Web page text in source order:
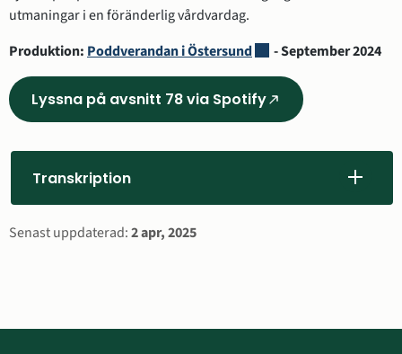
utmaningar i en föränderlig vårdvardag.
Produktion: Poddverandan i ÖstersundLänk till annan
- September 2024
Lyssna på avsnitt 78 via Spotify
(Länk
annan
nytt
Transkription
Sidinformation
Senast uppdaterad:2 apr, 2025